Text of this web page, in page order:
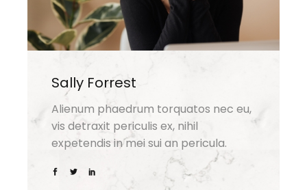
Sally Forrest
Alienum phaedrum torquatos nec eu,
vis detraxit periculis ex, nihil
expetendis in mei sui an pericula.